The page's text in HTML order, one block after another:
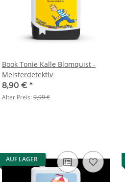
Book Tonie Kalle Blomquist -
Meisterdetektiv
8,90 € *
Alter Preis:9,99 €
AUF LAGER